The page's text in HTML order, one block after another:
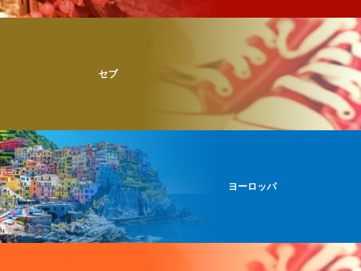
セブ
ヨーロッパ